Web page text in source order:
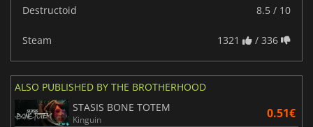
Destructoid 8.5 / 10
Steam 1321 / 336
ALSO PUBLISHED BY THE BROTHERHOOD
STASIS BONE TOTEM
Kinguin 0.51€